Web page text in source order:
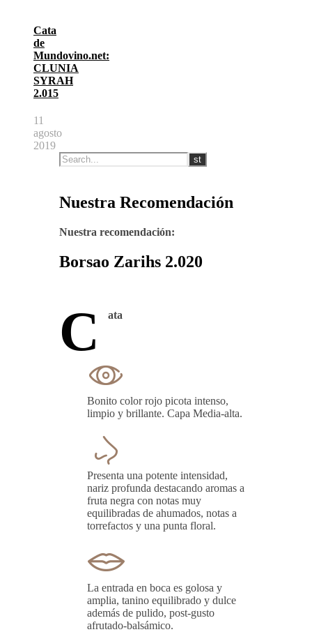
Cata
de
Mundovino.net:
CLUNIA
SYRAH
2.015
11
agosto
2019
Nuestra Recomendación
Nuestra recomendación:
Borsao Zarihs 2.020
C ata
Bonito color rojo picota intenso,
limpio y brillante. Capa Media-alta.
Presenta una potente intensidad,
nariz profunda destacando aromas a
fruta negra con notas muy
equilibradas de ahumados, notas a
torrefactos y una punta floral.
La entrada en boca es golosa y
amplia, tanino equilibrado y dulce
además de pulido, post-gusto
afrutado-balsámico.